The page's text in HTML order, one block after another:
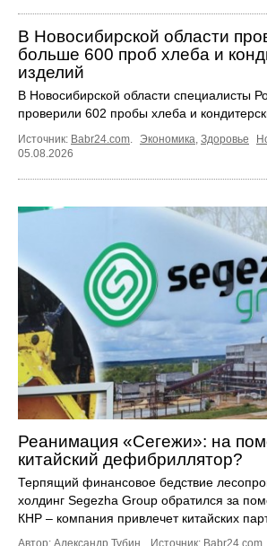
В Новосибирской области
больше 600 проб хлеба и
изделий
В Новосибирской области специалисты
проверили 602 пробы хлеба и
Источник: Babr24.com. Экономика, Здоровье
05.08.2026
Реанимация «Сегежи»: на
китайский дефибриллятор?
Терпящий финансовое бедствие
холдинг Segezha Group обратился за
КНР – компания привлечет китайских
Автор: Александр Тубин. Источник: Babr24.com